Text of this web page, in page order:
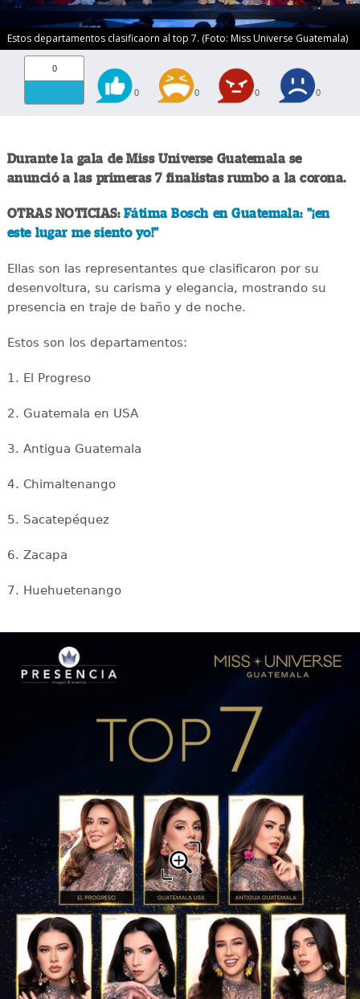
Estos departamentos clasificaorn al top 7. (Foto: Miss Universe Guatemala)
0
0 0 0 0
Durante la gala de Miss Universe Guatemala se
anunció a las primeras 7 finalistas rumbo a la corona.
OTRAS NOTICIAS: Fátima Bosch en Guatemala: "¡en
este lugar me siento yo!"
Ellas son las representantes que clasificaron por su
desenvoltura, su carisma y elegancia, mostrando su
presencia en traje de baño y de noche.
Estos son los departamentos:
1. El Progreso
2. Guatemala en USA
3. Antigua Guatemala
4. Chimaltenango
5. Sacatepéquez
6. Zacapa
7. Huehuetenango